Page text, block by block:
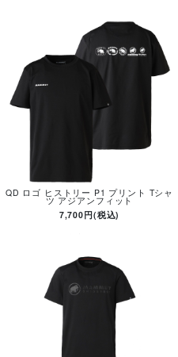
QD ロゴ ヒストリー P1 プリント Tシャ
ツ アジアンフィット
7,700円(税込)